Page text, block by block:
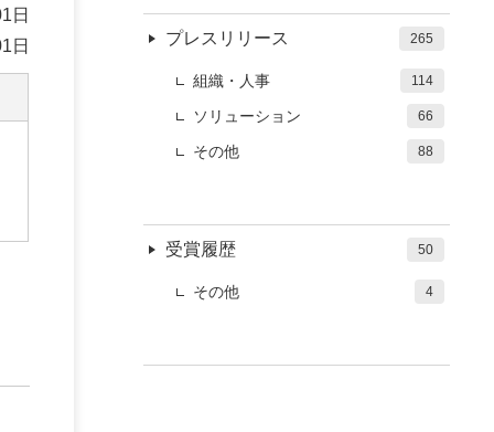
日
日
プレスリリース 265
組織・人事 114
ソリューション 66
その他 88
受賞履歴 50
その他 4